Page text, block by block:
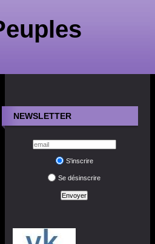
NEWSLETTER
S'inscrire
Se désinscrire